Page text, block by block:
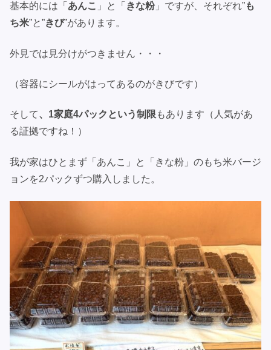
基本的には「 あんこ 」と「 きな粉」ですが、それぞれ”も
ち米”と”きび”があります。
外見では見分けがつきません・・・
（容器にシールがはってあるのがきびです）
そして、1家庭4パックという制限 もあります（人気があ
る証拠ですね！）
我が家はひとまず「あんこ」と「きな粉」のもち米バージ
ョンを2パックずつ購入しました。